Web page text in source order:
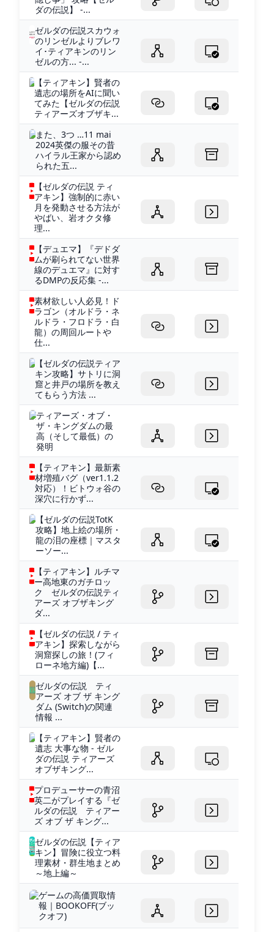
ダの伝説】 -...
ゼルダの伝説スカウォ
のリンゼルよりブレワ
イ･ティアキンのリン
ゼルの方... -...
【ティアキン】賢者の
遺志の場所をAIに聞い
てみた【ゼルダの伝説
ティアーズオブザキ...
また、3つ …11 mai
2024英傑の服その昔
ハイラル王家から認め
られた五...
【ゼルダの伝説 ティ
アキン】強制的に赤い
月を発動させる方法が
やばい、岩オクタ修
理...
【デュエマ】『デドダ
ムが刷られてない世界
線のデュエマ』に対す
るDMPの反応集 -...
素材欲しい人必見！ド
ラゴン（オルドラ・ネ
ルドラ・フロドラ・白
龍）の周回ルートや
仕...
【ゼルダの伝説ティア
キン攻略】サトリに洞
窟と井戸の場所を教え
てもらう方法 ...
ティアーズ・オブ・
ザ・キングダムの最
高（そして最低）の
発明
【ティアキン】最新素
材増殖バグ（ver1.1.2
対応）！ビトウォ谷の
深穴に行かず...
【ゼルダの伝説TotK
攻略】地上絵の場所・
龍の泪の座標｜マスタ
ーソー...
【ティアキン】ルチマ
ー高地東のガチロッ
ク ゼルダの伝説ティ
アーズ オブザキング
ダ...
【ゼルダの伝説 / ティ
アキン】探索しながら
洞窟探しの旅！(フィ
ローネ地方編)【...
ゼルダの伝説 ティ
アーズ オブ ザ キング
ダム (Switch)の関連
情報 ...
【ティアキン】賢者の
遺志 大事な物 - ゼル
ダの伝説 ティアーズ
オブザキング...
プロデューサーの青沼
英二がプレイする『ゼ
ルダの伝説 ティアー
ズ オブ ザ キング...
ゼルダの伝説【ティア
キン】冒険に役立つ料
理素材・群生地まとめ
～地上編～
ゲームの高価買取情
報｜BOOKOFF(ブッ
クオフ)